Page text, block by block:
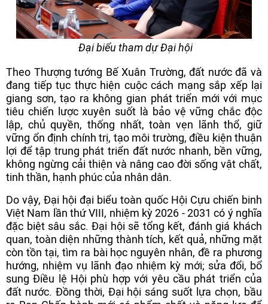
Đại biểu tham dự Đại hội
Theo Thượng tướng Bế Xuân Trường, đất nước đã và
đang tiếp tục thực hiện cuộc cách mạng sắp xếp lại
giang sơn, tạo ra không gian phát triển mới với mục
tiêu chiến lược xuyên suốt là bảo vệ vững chắc độc
lập, chủ quyền, thống nhất, toàn vẹn lãnh thổ, giữ
vững ổn định chính trị, tạo môi trường, điều kiện thuận
lợi để tập trung phát triển đất nước nhanh, bền vững,
không ngừng cải thiện và nâng cao đời sống vật chất,
tinh thần, hạnh phúc của nhân dân.
Do vậy, Đại hội đại biểu toàn quốc Hội Cựu chiến binh
Việt Nam lần thứ VIII, nhiệm kỳ 2026 - 2031 có ý nghĩa
đặc biệt sâu sắc. Đại hội sẽ tổng kết, đánh giá khách
quan, toàn diện những thành tích, kết quả, những mặt
còn tồn tại, tìm ra bài học nguyên nhân, đề ra phương
hướng, nhiệm vụ lãnh đạo nhiệm kỳ mới; sửa đổi, bổ
sung Điều lệ Hội phù hợp với yêu cầu phát triển của
đất nước. Đồng thời, Đại hội sáng suốt lựa chọn, bầu